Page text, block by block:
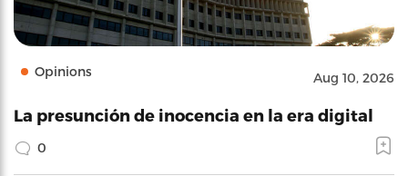
Opinions Aug 10, 2026
La presunción de inocencia en la era digital
0